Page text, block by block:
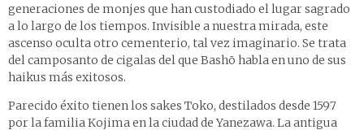
generaciones de monjes que han custodiado el lugar sagrado
a lo largo de los tiempos. Invisible a nuestra mirada, este
ascenso oculta otro cementerio, tal vez imaginario. Se trata
del camposanto de cigalas del que Bashō habla en uno de sus
haikus más exitosos.
Parecido éxito tienen los sakes Toko, destilados desde 1597
por la familia Kojima en la ciudad de Yanezawa. La antigua